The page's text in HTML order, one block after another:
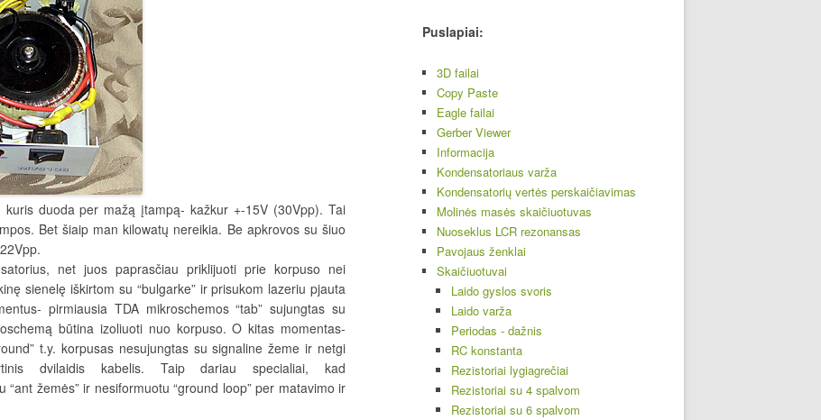
duoda per mažą įtampą- kažkur +-15V (30Vpp). Tai
Bet šiaip man kilowatų nereikia. Be apkrovos su šiuo
net juos paprasčiau priklijuoti prie korpuso nei
sienelę iškirtom su “bulgarke” ir prisukom lazeriu pjauta
pirmiausia TDA mikroschemos “tab” sujungtas su
būtina izoliuoti nuo korpuso. O kitas momentas-
t.y. korpusas nesujungtas su signaline žeme ir netgi
dvilaidis kabelis. Taip dariau specialiai, kad
žemės” ir nesiformuotu “ground loop” per matavimo ir
Puslapiai:
3D failai
Copy Paste
Eagle failai
Gerber Viewer
Informacija
Kondensatoriaus varža
Kondensatorių vertės perskaičiavimas
Molinės masės skaičiuotuvas
Nuoseklus LCR rezonansas
Pavojaus ženklai
Skaičiuotuvai
Laido gyslos svoris
Laido varža
Periodas - dažnis
RC konstanta
Rezistoriai lygiagrečiai
Rezistoriai su 4 spalvom
Rezistoriai su 6 spalvom